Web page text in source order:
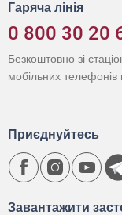
Гаряча лінія
0 800 30 20
Безкоштовно зі
мобільних телефонів
Завантажити
Приєднуйтесь